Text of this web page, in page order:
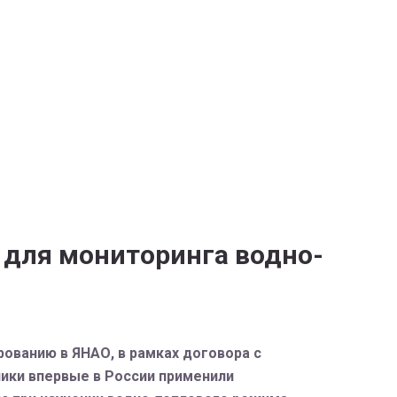
мониторинга водно-
в ЯНАО, в рамках договора с
впервые в России применили